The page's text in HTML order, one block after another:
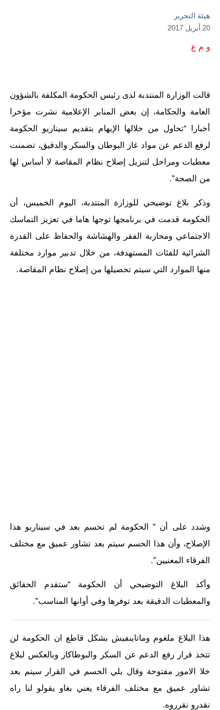
هيئة التحرير
20 أبريل 2017
و م ع
قالت الوزارة المنتدبة لدى رئيس الحكومة المكلفة بالشؤون
العامة والحكامة، إن بعض المنابر الإعلامية نشرت مؤخرا
أخبارا “تحاول من خلالها الإيهام بتقديم سيناريو الحكومة
لرفع الدعم عن مواد غاز البوطان والسكر والدقيق، تضمنت
معطيات ومراحل لتنزيل إصلاح نظام المقاصة لا أساس لها
من الصحة”.
وذكر بلاغ توضيحي للوزارة المنتدبة، اليوم الخميس، أن
الحكومة قدمت في برنامجها توجها هاما في تعزيز التماسك
الاجتماعي ومحاربة الفقر والهشاشة والحفاظ على القدرة
الشرائية للفئات المستهدفة، من خلال تدبير موارد مختلفة
منها الموارد التي سيتم تحصيلها من إصلاح نظام المقاصة.
وشدد على أن ” الحكومة لم تحسم بعد في سيناريو هذا
الإصلاح، وأن هذا الحسم سيتم بعد تشاور عميق مع مختلف
الفرقاء المعنيين”.
وأكد البلاغ التوضيحي أن الحكومة “ستقدم الحقائق
والمعطيات الدقيقة بعد توفرها وفي أوانها المناسب”.
هذا البلاغ ملغوم وماتاينفيش بشكل قاطع ان الحكومة لن
تتخذ قرار رفع الدعم عن السكر والبوطاكاز وبالعكس لبلاغ
خلا الامور مفتوحة وقال بلي الحسم في القرار سيتم بعد
تشاور عميق مع مختلف الفرقاء يعني بغاو يقولو لنا راه
نقدرو نقرروه.